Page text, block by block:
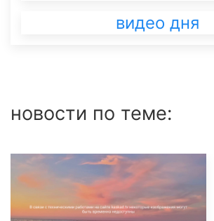
видео дня
новости по теме: